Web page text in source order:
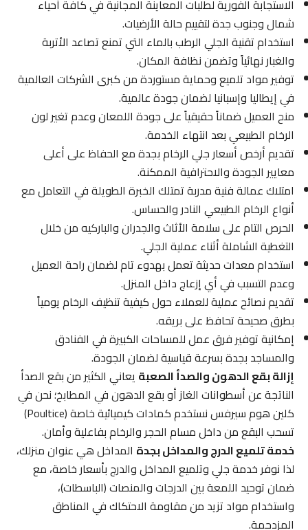
الاستجابة الفورية لطلبات المعاينة المجانية في كافة أحياء
شمال وجنوب جدة لتقييم حالة الأرضيات.
استخدام تقنية الجلي الرطب بالماء التي تمنع تصاعد الأتربة
والغبار نهائياً وتضمن نظافة المكان.
توفير مواد تلميع وحماية مستوردة من كبرى الشركات العالمية
في إيطاليا وإسبانيا لضمان جودة عالمية.
منح العميل ضماناً حقيقياً على جودة اللمعان وعدم تغير لون
الرخام الطبيعي بعد انتهاء الخدمة.
تقديم أرخص أسعار جلي الرخام بجدة مع الحفاظ على أعلى
معايير الجودة والاحترافية الممكنة.
امتلاك عمالة فنية مدربة تمتلك الخبرة الطويلة في التعامل مع
أنواع الرخام الطبيعي النادر والحساس.
الحرص التام على سلامة الأثاث والجدران والباركيه من خلال
التغطية الشاملة أثناء عملية الجلي.
استخدام معدات حديثة تعمل بهدوء تام لضمان راحة العميل
وعدم التسبب في أي إزعاج داخل المنزل.
تقديم نصائح عملية للعملاء حول كيفية تنظيف الرخام يومياً
بطرق صحيحة تحافظ على بريقه.
إمكانية توفير فرق عمل للمساحات الكبيرة في الفنادق
والمساجد بجدة بسرعة قياسية لضمان الجودة.
إزالة بقع الدهون والصدأ الصعبةيعاني الكثير من بقع الصدأ
الناتجة عن أسطوانات الغاز أو بقع الدهون في المطابخ؛ نحن في
كلين هوم سيرفس نستخدم كمادات كيميائية خاصة (Poultice)
تسحب البقع من داخل مسام الحجر والرخام بفاعلية وأمان.
خدمة تلميع الدرج والمداخل بجدةالمداخل هي عنوان منزلك،
لذا نوفر خدمة جلي وتلميع المداخل والدرج بأسعار خاصة، مع
ضمان توحيد اللمعة بين الدرجات والمنصات (الباسطات)،
واستخدام مواد تزيد من مقاومة الاحتكاك في المناطق
المزدحمة.